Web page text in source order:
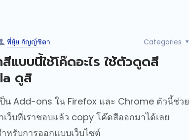
พี่ยุ้ย กัญญ์ชิตา Categories
แบบนี้ใช้โค๊ดอะไร ใช้ตัวดูดสี
ดูสิ
น Add-ons ใน Firefox และ Chrome ตัวนี้ช่วย
ว็บที่เราชอบแล้ว copy โค๊ดสีออกมาได้เลย
หรับการออกแบบเว็บไซต์